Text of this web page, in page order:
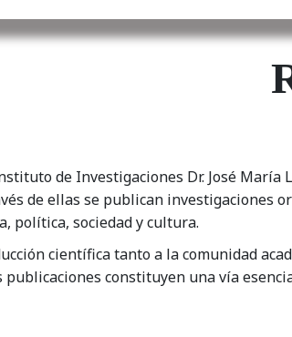
de Investigaciones Dr. José
de ellas se publican
política, sociedad y cultura.
científica tanto a la comunidad
publicaciones constituyen una vía